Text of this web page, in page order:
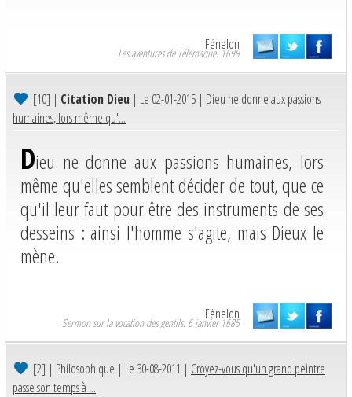
Fénelon
Les aventures de Télémaque. 1699
[10] | Citation Dieu | Le 02-01-2015 | Dieu ne donne aux passions
humaines, lors même qu'...
Dieu ne donne aux passions humaines, lors
même qu'elles semblent décider de tout, que ce
qu'il leur faut pour être des instruments de ses
desseins : ainsi l'homme s'agite, mais Dieux le
mène.
Fènelon
Sermon sur la vocation des gentils. 6 janvier 1685
[2] | Philosophique | Le 30-08-2011 | Croyez-vous qu'un grand peintre
passe son temps à ...